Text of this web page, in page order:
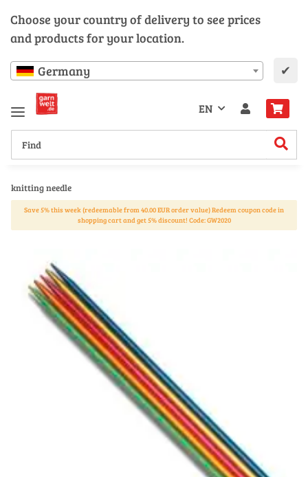
Choose your country of delivery to see prices
and products for your location.
Germany ✔
EN
knitting needle
Save 5% this week (redeemable from 40.00 EUR order value) Redeem coupon code in
shopping cart and get 5% discount! Code: GW2020